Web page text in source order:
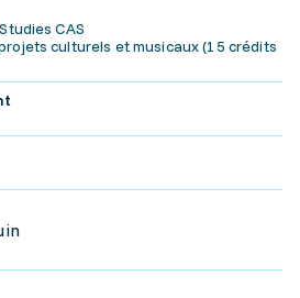
CAS
culturels et musicaux (15 crédits